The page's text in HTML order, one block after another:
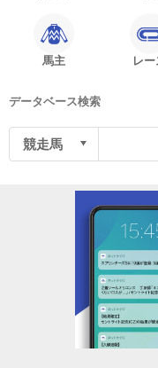
馬主 レー
データベース検索